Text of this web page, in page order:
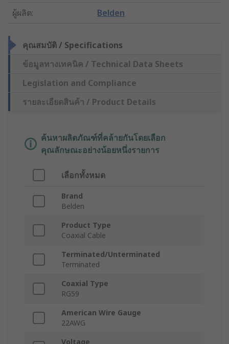
ผู้ผลิต: Belden
คุณสมบัติ / Specifications
ข้อมูลทางเทคนิค / Technical Data Sheets
Legislation and Compliance
รายละเอียดสินค้า / Product Details
ค้นหาผลิตภัณฑ์ที่คล้ายกันโดยเลือก
คุณลักษณะอย่างน้อยหนึ่งรายการ
เลือกทั้งหมด
Brand
Belden
Product Type
Coaxial Cable
Terminated/Unterminated
Terminated
Coaxial Type
RG59
American Wire Gauge
22AWG
Voltage